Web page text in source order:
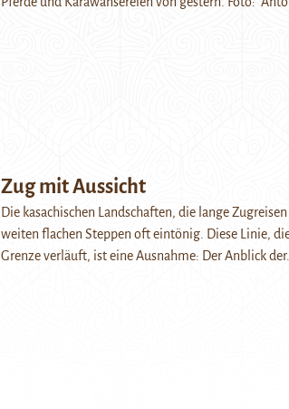
Zug mit Aussicht
Die kasachischen Landschaften, die lange
weiten flachen Steppen oft eintönig. Diese Linie,
Grenze verläuft, ist eine Ausnahme: Der Anblick der…